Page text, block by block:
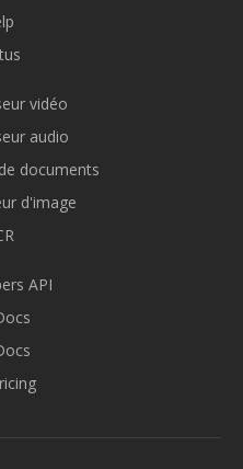
vidéo
audio
documents
d'image
API